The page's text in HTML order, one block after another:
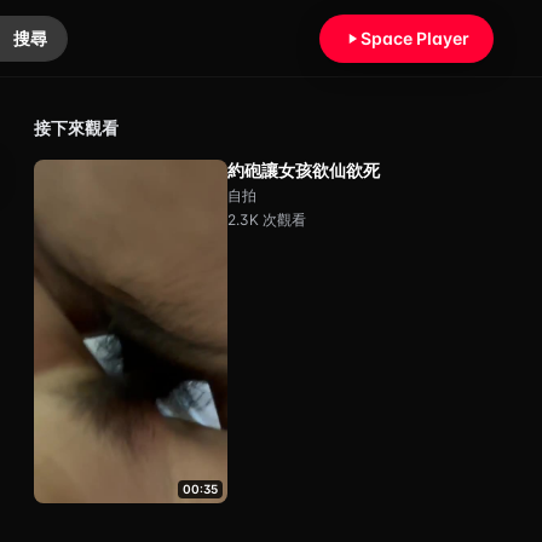
搜尋 Space Player
接下來觀看
00:35
約砲讓女孩欲仙欲死
自拍
2.3K 次觀看